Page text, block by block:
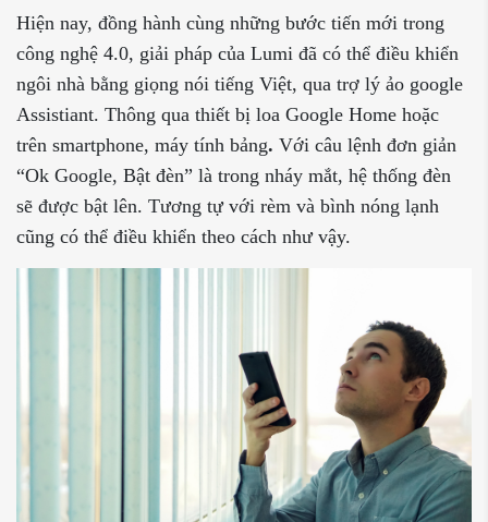
Hiện nay, đồng hành cùng những bước tiến mới trong
công nghệ 4.0, giải pháp của Lumi đã có thể điều khiển
ngôi nhà bằng giọng nói tiếng Việt, qua trợ lý ảo google
Assistiant. Thông qua thiết bị loa Google Home hoặc
trên smartphone, máy tính bảng. Với câu lệnh đơn giản
“Ok Google, Bật đèn” là trong nháy mắt, hệ thống đèn
sẽ được bật lên. Tương tự với rèm và bình nóng lạnh
cũng có thể điều khiển theo cách như vậy.